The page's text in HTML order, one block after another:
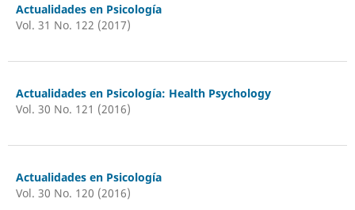
Actualidades en Psicología
Vol. 31 No. 122 (2017)
Actualidades en Psicología: Health Psychology
Vol. 30 No. 121 (2016)
Actualidades en Psicología
Vol. 30 No. 120 (2016)